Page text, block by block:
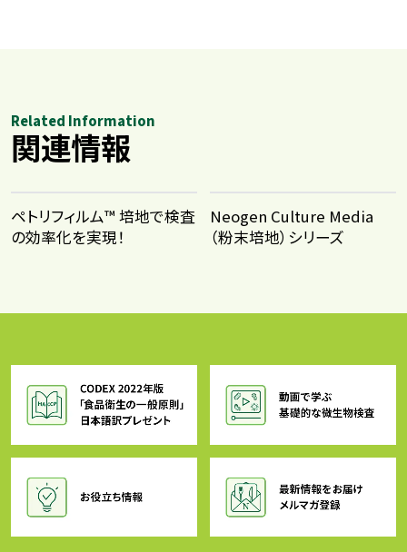
Related Information
関連情報
ペトリフィルム™ 培地で検査
の効率化を実現！
Neogen Culture Media
（粉末培地）シリーズ